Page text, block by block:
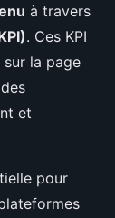
à travers
. Ces KPI
la page
et
pour